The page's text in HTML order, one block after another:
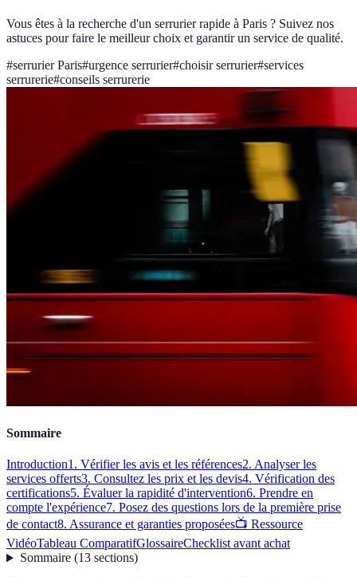
Vous êtes à la recherche d'un serrurier rapide à Paris ? Suivez nos
astuces pour faire le meilleur choix et garantir un service de qualité.
#serrurier Paris#urgence serrurier#choisir serrurier#services
serrurerie#conseils serrurerie
Sommaire
Introduction1. Vérifier les avis et les références2. Analyser les
services offerts3. Consultez les prix et les devis4. Vérification des
certifications5. Évaluer la rapidité d'intervention6. Prendre en
compte l'expérience7. Posez des questions lors de la première prise
de contact8. Assurance et garanties proposées📺 Ressource
VidéoTableau ComparatifGlossaireChecklist avant achat
Sommaire(13 sections)